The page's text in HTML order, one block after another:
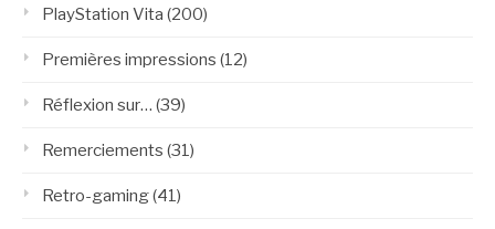
PlayStation Vita (200)
Premières impressions (12)
Réflexion sur… (39)
Remerciements (31)
Retro-gaming(41)